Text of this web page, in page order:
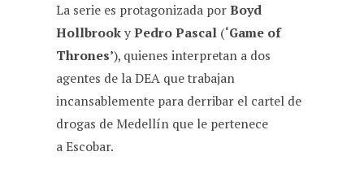
La serie es protagonizada porBoyd
HollbrookyPedro Pascal (‘Game of
Thrones’), quienes interpretan a dos
agentes de la DEA que trabajan
incansablemente para derribar el cartel de
drogas de Medellín que le pertenece
a Escobar.